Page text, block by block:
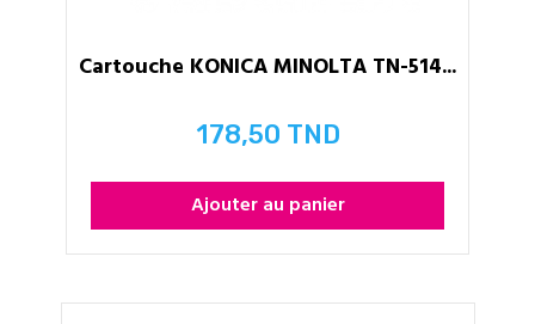
Cartouche KONICA MINOLTA TN-514...
Prix
178,50 TND
Ajouter au panier